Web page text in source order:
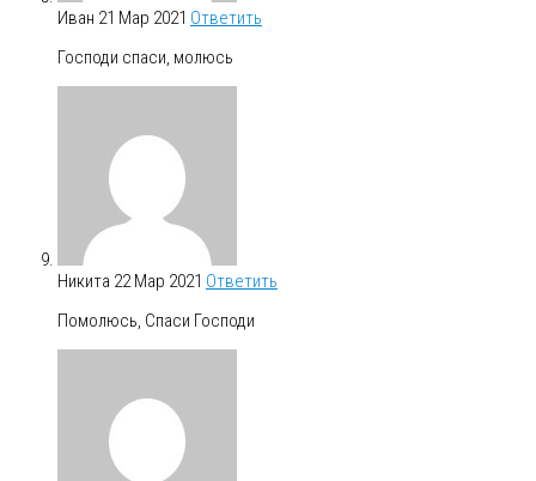
Иван 21 Мар 2021 Ответить
Господи спаси, молюсь
Никита 22 Мар 2021 Ответить
Помолюсь, Спаси Господи